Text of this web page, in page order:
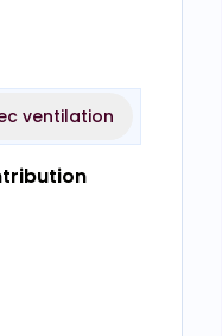
ventilation